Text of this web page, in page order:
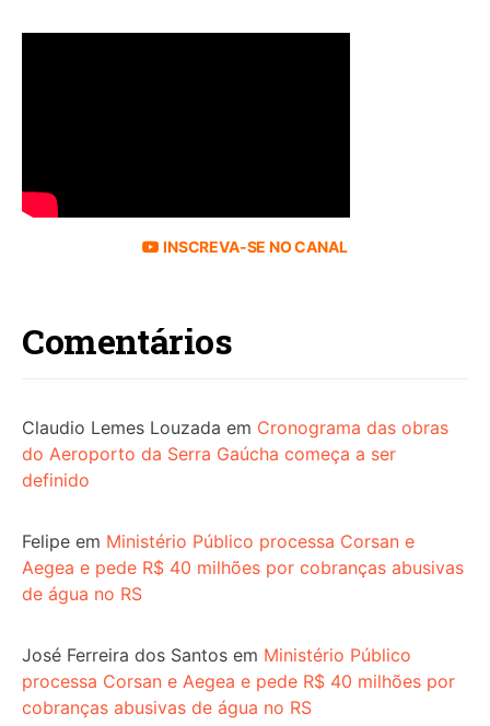
INSCREVA-SE NO CANAL
Comentários
Claudio Lemes Louzada em Cronograma das obras
do Aeroporto da Serra Gaúcha começa a ser
definido
Felipe em Ministério Público processa Corsan e
Aegea e pede R$ 40 milhões por cobranças abusivas
de água no RS
José Ferreira dos Santos em Ministério Público
processa Corsan e Aegea e pede R$ 40 milhões por
cobranças abusivas de água no RS